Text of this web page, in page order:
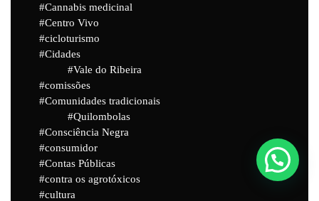
Cannabis medicinal
Centro Vivo
cicloturismo
Cidades
Vale do Ribeira
comissões
Comunidades tradicionais
Quilombolas
Consciência Negra
consumidor
Contas Públicas
contra os agrotóxicos
cultura